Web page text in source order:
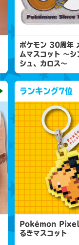
ポケモン 30周年
ムマスコット 〜シ
シュ、カロス〜
ランキング7位
Pokémon
るきマスコット